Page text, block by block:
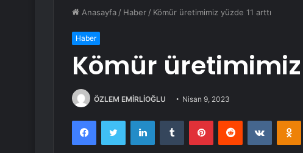
Anasayfa / Haber / Kömür üretimimiz yüzde 11 arttı
Haber
Kömür üretimimiz
ÖZLEM EMİRLİOĞLU Nisan 9, 2023
FacebookTwitter LinkedInTumblr PinterestReddit